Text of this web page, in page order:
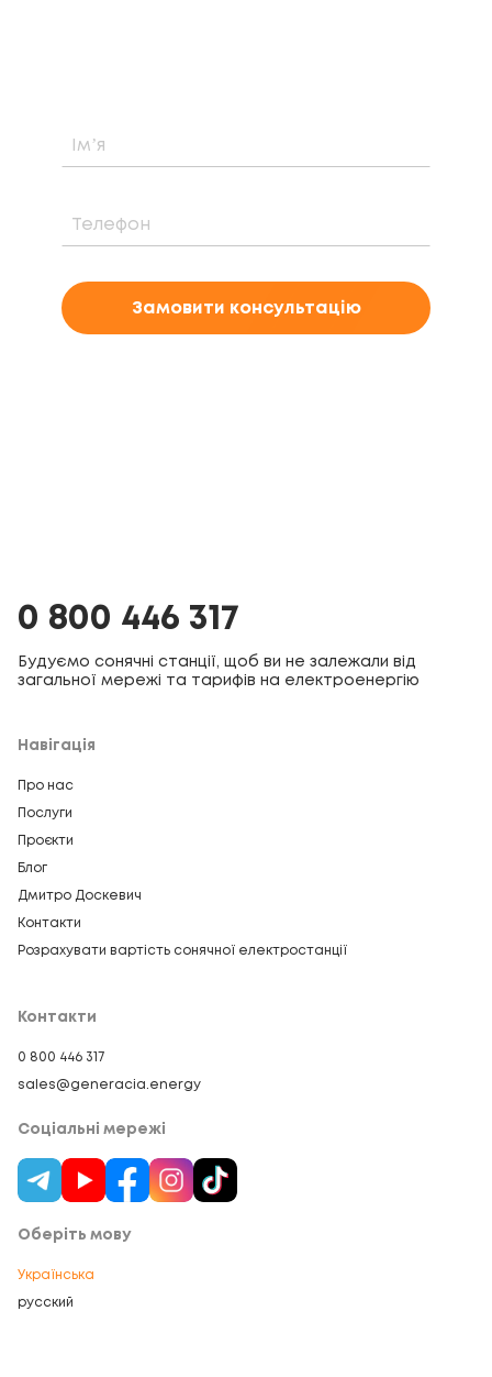
Замовити консультацію
0 800 446 317
Будуємо сонячні станції, щоб ви не залежали від
загальної мережі та тарифів на електроенергію
Навігація
Про нас
Послуги
Проєкти
Блог
Дмитро Доскевич
Контакти
Розрахувати вартість сонячної електростанції
Контакти
0 800 446 317
sales@generacia.energy
Соціальні мережі
Оберіть мову
Українська
русский